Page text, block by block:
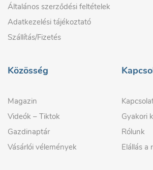
Általános szerződési feltételek
Adatkezelési tájékoztató
Szállítás/Fizetés
Közösség
Magazin
Videók – Tiktok
Gazdinaptár
Vásárlói vélemények
Gyakori
Rólunk
Elállás a